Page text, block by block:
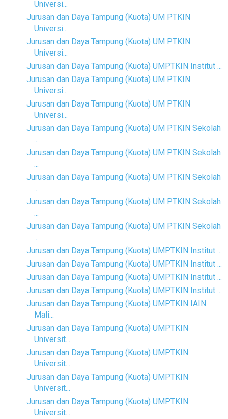
Universi...
Jurusan dan Daya Tampung (Kuota) UM PTKIN
Universi...
Jurusan dan Daya Tampung (Kuota) UM PTKIN
Universi...
Jurusan dan Daya Tampung (Kuota) UMPTKIN Institut ...
Jurusan dan Daya Tampung (Kuota) UM PTKIN
Universi...
Jurusan dan Daya Tampung (Kuota) UM PTKIN
Universi...
Jurusan dan Daya Tampung (Kuota) UM PTKIN Sekolah
...
Jurusan dan Daya Tampung (Kuota) UM PTKIN Sekolah
...
Jurusan dan Daya Tampung (Kuota) UM PTKIN Sekolah
...
Jurusan dan Daya Tampung (Kuota) UM PTKIN Sekolah
...
Jurusan dan Daya Tampung (Kuota) UM PTKIN Sekolah
...
Jurusan dan Daya Tampung (Kuota) UMPTKIN Institut ...
Jurusan dan Daya Tampung (Kuota) UMPTKIN Institut ...
Jurusan dan Daya Tampung (Kuota) UMPTKIN Institut ...
Jurusan dan Daya Tampung (Kuota) UMPTKIN Institut ...
Jurusan dan Daya Tampung (Kuota) UMPTKIN IAIN
Mali...
Jurusan dan Daya Tampung (Kuota) UMPTKIN
Universit...
Jurusan dan Daya Tampung (Kuota) UMPTKIN
Universit...
Jurusan dan Daya Tampung (Kuota) UMPTKIN
Universit...
Jurusan dan Daya Tampung (Kuota) UMPTKIN
Universit...